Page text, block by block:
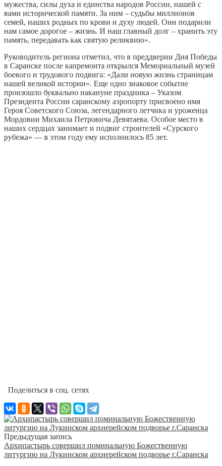
мужества, силы духа и единства народов России, нашей с
вами исторической памяти. За ним – судьбы миллионов
семей, наших родных по крови и духу людей. Они подарили
нам самое дорогое – жизнь. И наш главный долг – хранить эту
память, передавать как святую реликвию».
Руководитель региона отметил, что в преддверии Дня Победы
в Саранске после капремонта открылся Мемориальный музей
боевого и трудового подвига: «Дали новую жизнь страницам
нашей великой истории». Еще одно знаковое событие
произошло буквально накануне праздника – Указом
Президента России саранскому аэропорту присвоено имя
Героя Советского Союза, легендарного летчика и уроженца
Мордовии Михаила Петровича Девятаева. Особое место в
наших сердцах занимает и подвиг строителей «Сурского
рубежа» — в этом году ему исполнилось 85 лет.
Поделиться в соц. сетях
Предыдущая запись
Архипастырь совершил поминальную Божественную
литургию на Лукинском архиерейском подворье г.Саранска